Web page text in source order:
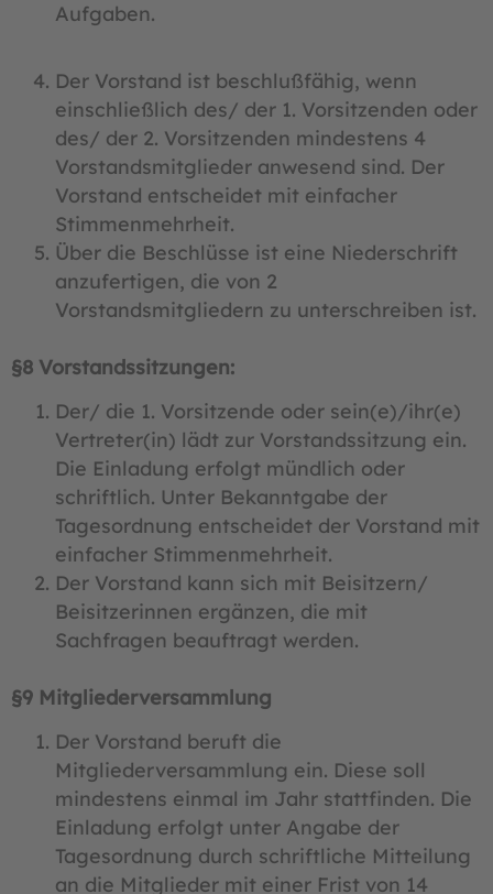
Aufgaben.
Der Vorstand ist beschlußfähig, wenn
einschließlich des/ der 1. Vorsitzenden oder
des/ der 2. Vorsitzenden mindestens 4
Vorstandsmitglieder anwesend sind. Der
Vorstand entscheidet mit einfacher
Stimmenmehrheit.
Über die Beschlüsse ist eine Niederschrift
anzufertigen, die von 2
Vorstandsmitgliedern zu unterschreiben ist.
§8 Vorstandssitzungen:
Der/ die 1. Vorsitzende oder sein(e)/ihr(e)
Vertreter(in) lädt zur Vorstandssitzung ein.
Die Einladung erfolgt mündlich oder
schriftlich. Unter Bekanntgabe der
Tagesordnung entscheidet der Vorstand mit
einfacher Stimmenmehrheit.
Der Vorstand kann sich mit Beisitzern/
Beisitzerinnen ergänzen, die mit
Sachfragen beauftragt werden.
§9 Mitgliederversammlung
Der Vorstand beruft die
Mitgliederversammlung ein. Diese soll
mindestens einmal im Jahr stattfinden. Die
Einladung erfolgt unter Angabe der
Tagesordnung durch schriftliche Mitteilung
an die Mitglieder mit einer Frist von 14